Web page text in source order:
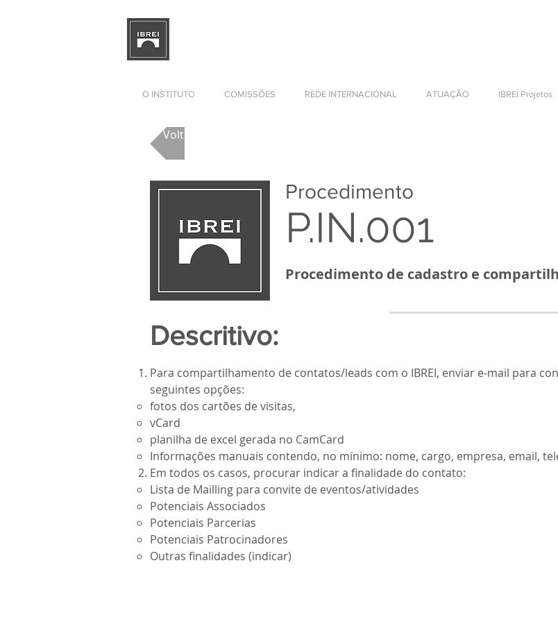
O INSTITUTO COMISSÕES REDE INTERNACIONAL ATUAÇÃO IBREI Projetos
Voltar para Lista de Documentos
Procedimento
P.IN.001
Procedimento de cadastro e
Descritivo:
Para compartilhamento de contatos/leads com o IBREI, enviar e-mail para
seguintes opções:
fotos dos cartões de visitas,
vCard
planilha de excel gerada no CamCard
Informações manuais contendo, no mínimo: nome, cargo, empresa, email,
Em todos os casos, procurar indicar a finalidade do contato:
Lista de Mailling para convite de eventos/atividades
Potenciais Associados
Potenciais Parcerias
Potenciais Patrocinadores
Outras finalidades (indicar)